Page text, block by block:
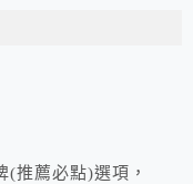
推薦必點)選項，